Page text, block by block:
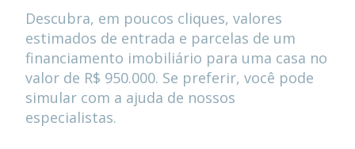
Descubra, em poucos cliques, valores
estimados de entrada e parcelas de um
financiamento imobiliário para uma casa no
valor de R$ 950.000. Se preferir, você pode
simular com a ajuda de nossos
especialistas.